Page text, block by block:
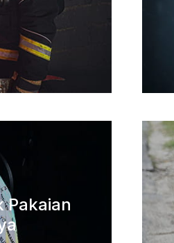
Pakaian